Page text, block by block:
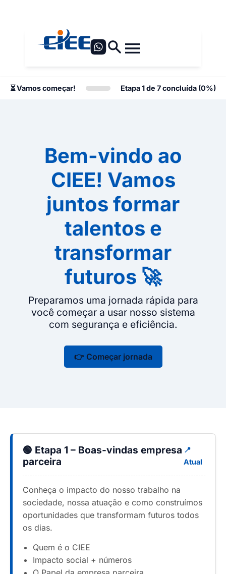
⏳ Vamos começar! Etapa 1 de 7 concluída (0%)
Bem-vindo ao
CIEE! Vamos
juntos formar
talentos e
transformar
futuros 🚀
Preparamos uma jornada rápida para
você começar a usar nosso sistema
com segurança e eficiência.
👉 Começar jornada
🟢 Etapa 1 – Boas-vindas empresa
parceira
📍
Atual
Conheça o impacto do nosso trabalho na
sociedade, nossa atuação e como construímos
oportunidades que transformam futuros todos
os dias.
Quem é o CIEE
Impacto social + números